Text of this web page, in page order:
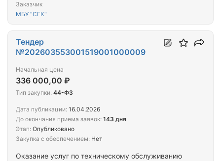
Заказчик
МБУ "СГК"
Оказание услуг по техническому обслуживанию
Тендер
№202603553001519001000009
Начальная цена
336 000,00 ₽
Тип закупки: 44-ФЗ
Дата публикации: 16.04.2026
До окончания приема заявок: 143 дня
Этап: Опубликовано
Закупка с обеспечением: Нет